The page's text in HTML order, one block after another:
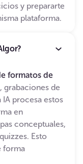
y prepararte
plataforma.
formatos de
grabaciones de
IA procesa estos
en
conceptuales,
Esto
forma